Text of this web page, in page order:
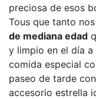
preciosa de esos
Tous que tanto
de mediana edad
y limpio en el día
comida especial
paseo de tarde
accesorio estrella